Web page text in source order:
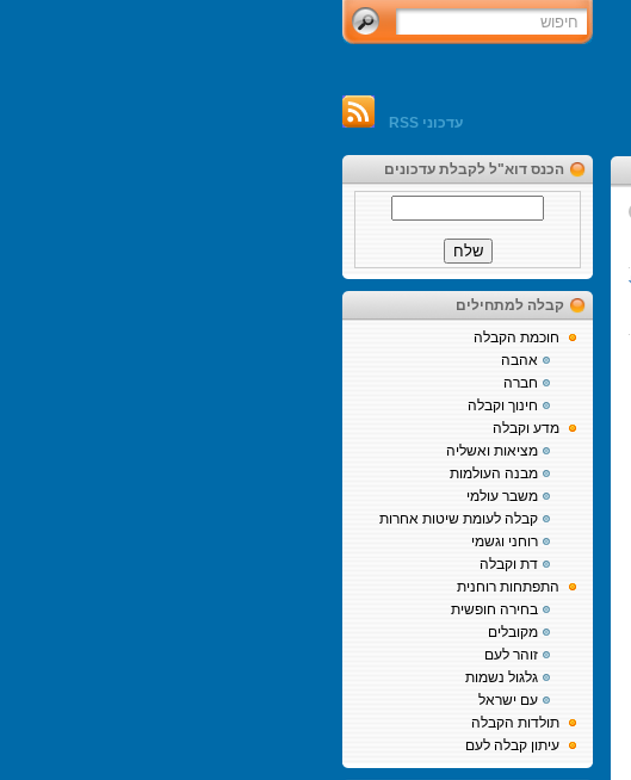
עדכוני RSS
הכנס דוא"ל לקבלת עדכונים
קבלה למתחילים
חוכמת הקבלה
אהבה
חברה
חינוך וקבלה
מדע וקבלה
מציאות ואשליה
מבנה העולמות
משבר עולמי
קבלה לעומת שיטות אחרות
רוחני וגשמי
דת וקבלה
התפתחות רוחנית
בחירה חופשית
מקובלים
זוהר לעם
גלגול נשמות
עם ישראל
תולדות הקבלה
עיתון קבלה לעם